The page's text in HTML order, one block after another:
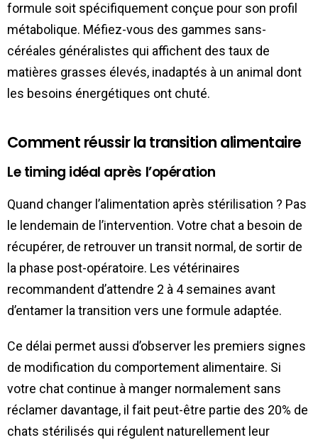
formule soit spécifiquement conçue pour son profil
métabolique. Méfiez-vous des gammes sans-
céréales généralistes qui affichent des taux de
matières grasses élevés, inadaptés à un animal dont
les besoins énergétiques ont chuté.
Comment réussir la transition alimentaire
Le timing idéal après l’opération
Quand changer l’alimentation après stérilisation ? Pas
le lendemain de l’intervention. Votre chat a besoin de
récupérer, de retrouver un transit normal, de sortir de
la phase post-opératoire. Les vétérinaires
recommandent d’attendre 2 à 4 semaines avant
d’entamer la transition vers une formule adaptée.
Ce délai permet aussi d’observer les premiers signes
de modification du comportement alimentaire. Si
votre chat continue à manger normalement sans
réclamer davantage, il fait peut-être partie des 20% de
chats stérilisés qui régulent naturellement leur